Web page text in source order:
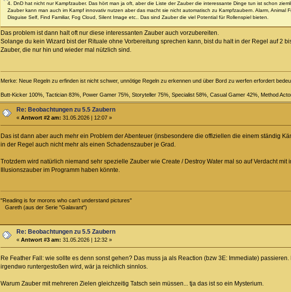
4. DnD hat nicht nur Kampfzauber. Das hört man ja oft, aber die Liste der Zauber die interessante Dinge tun ist schon
Zauber kann man auch im Kampf innovativ nutzen aber das macht sie nicht automatisch zu Kampfzaubern. Alarm, Animal
Disguise Self, Find Familiar, Fog Cloud, Silent Image etc.. Das sind Zauber die viel Potential für Rollenspiel bieten.
Das problem ist dann halt oft nur diese interessanten Zauber auch vorzubereiten.
Solange du kein Wizard bist der Rituale ohne Vorbereitung sprechen kann, bist du halt in der Regel auf 2
Zauber, die nur hin und wieder mal nützlich sind.
Merke: Neue Regeln zu erfinden ist nicht schwer, unnötige Regeln zu erkennen und über Bord zu werfen erfordert
Butt-Kicker 100%, Tactician 83%, Power Gamer 75%, Storyteller 75%, Specialist 58%, Casual Gamer 42%, Method
Re: Beobachtungen zu 5.5 Zaubern
«Antwort #2 am: 31.05.2026 | 12:07 »
Das ist dann aber auch mehr ein Problem der Abenteuer (insbesondere die offiziellen die einem ständig
in der Regel auch nicht mehr als einen Schadenszauber je Grad.
Trotzdem wird natürlich niemand sehr spezielle Zauber wie Create / Destroy Water mal so auf Verdacht
Illusionszauber im Programm haben könnte.
"Reading is for morons who can't understand pictures"
Gareth (aus der Serie "Galavant")
Re: Beobachtungen zu 5.5 Zaubern
«Antwort #3 am: 31.05.2026 | 12:32 »
Re Feather Fall: wie sollte es denn sonst gehen? Das muss ja als Reaction (bzw 3E: Immediate)
irgendwo runtergestoßen wird, wär ja reichlich sinnlos.
Warum Zauber mit mehreren Zielen gleichzeitig Tatsch sein müssen... tja das ist so ein Mysterium.